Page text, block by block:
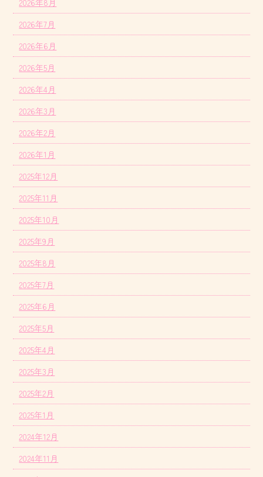
2026年8月
2026年7月
2026年6月
2026年5月
2026年4月
2026年3月
2026年2月
2026年1月
2025年12月
2025年11月
2025年10月
2025年9月
2025年8月
2025年7月
2025年6月
2025年5月
2025年4月
2025年3月
2025年2月
2025年1月
2024年12月
2024年11月